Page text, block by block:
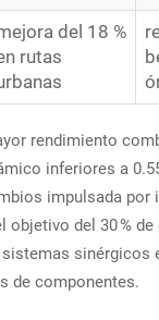
del 18 %
rutas
rendimiento
inferiores a
impulsada por
objetivo del 30 %
sinérgicos
de componentes.